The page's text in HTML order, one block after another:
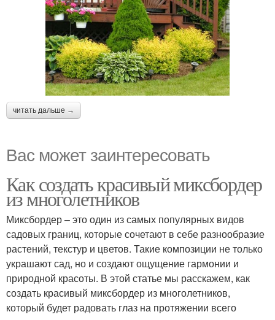
читать дальше →
Вас может заинтересовать
Как создать красивый миксбордер
из многолетников
Миксбордер – это один из самых популярных видов
садовых границ, которые сочетают в себе разнообразие
растений, текстур и цветов. Такие композиции не только
украшают сад, но и создают ощущение гармонии и
природной красоты. В этой статье мы расскажем, как
создать красивый миксбордер из многолетников,
который будет радовать глаз на протяжении всего